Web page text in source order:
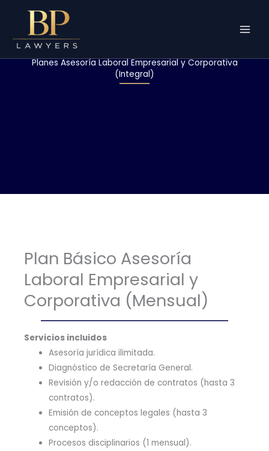
contenido
Planes Asesoría Laboral Empresarial y Corporativa
(Integral)
Plan Básico Asesoría
Laboral Empresarial y
Corporativa (Mensual)
Servicios incluidos
Asesoría jurídica ilimitada.
Diagnóstico de Secretaría General.
Revisión y/o redacción de contratos (hasta 3
contratos).
Emisión de conceptos legales (hasta 3
conceptos).
Procesos disciplinarios (1 mensual).